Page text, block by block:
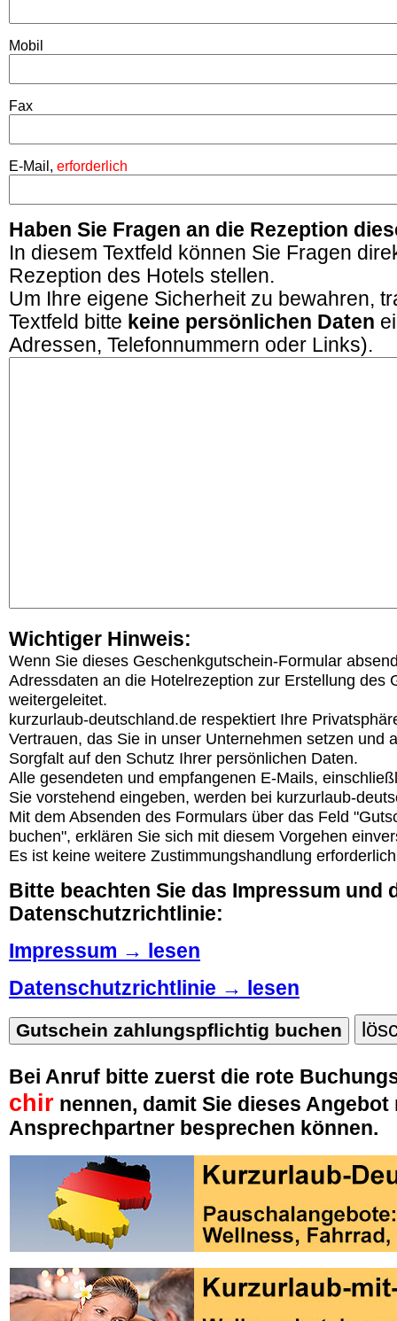
Mobil
Fax
E-Mail, erforderlich
Haben Sie Fragen an die Rezeption
In diesem Textfeld können Sie Fragen
Rezeption des Hotels stellen.
Um Ihre eigene Sicherheit zu bewahren,
Textfeld bitte keine persönlichen Daten
Adressen, Telefonnummern oder Links).
Wichtiger Hinweis:
Wenn Sie dieses Geschenkgutschein-Formular
Adressdaten an die Hotelrezeption zur Erstellung des
weitergeleitet.
kurzurlaub-deutschland.de respektiert Ihre
Vertrauen, das Sie in unser Unternehmen setzen und
Sorgfalt auf den Schutz Ihrer persönlichen Daten.
Alle gesendeten und empfangenen E-Mails,
Sie vorstehend eingeben, werden bei kurzurlaub-
Mit dem Absenden des Formulars über das Feld
buchen", erklären Sie sich mit diesem Vorgehen
Es ist keine weitere Zustimmungshandlung
Bitte beachten Sie das Impressum und
Datenschutzrichtlinie:
Impressum → lesen
Datenschutzrichtlinie → lesen
Bei Anruf bitte zuerst die rote
chir nennen, damit Sie dieses
Ansprechpartner besprechen können.